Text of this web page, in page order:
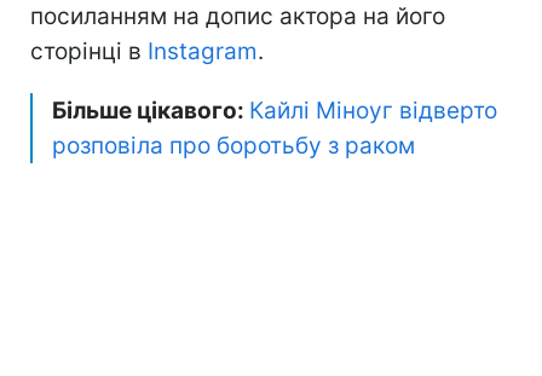
посиланням на допис актора на його
сторінці в Instagram.
Більше цікавого: Кайлі Міноуг відверто
розповіла про боротьбу з раком